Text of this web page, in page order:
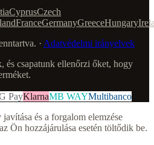
CyprusCzech
FranceGermanyGreeceHungary
· Adatvédelmi irányelvek
és csapatunk ellenőrzi őket, hogy
PayKlarnaMB WAYMultibanco
és a forgalom elemzése
Ön hozzájárulása esetén töltődik be.